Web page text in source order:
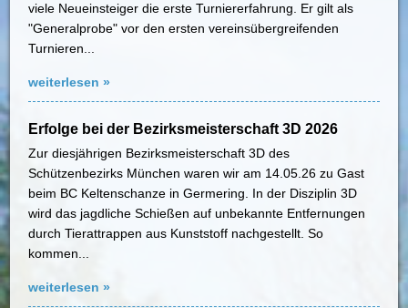
viele Neueinsteiger die erste Turniererfahrung. Er gilt als
"Generalprobe" vor den ersten vereinsübergreifenden
Turnieren...
weiterlesen »
Erfolge bei der Bezirksmeisterschaft 3D 2026
Zur diesjährigen Bezirksmeisterschaft 3D des
Schützenbezirks München waren wir am 14.05.26 zu Gast
beim BC Keltenschanze in Germering. In der Disziplin 3D
wird das jagdliche Schießen auf unbekannte Entfernungen
durch Tierattrappen aus Kunststoff nachgestellt. So
kommen...
weiterlesen »